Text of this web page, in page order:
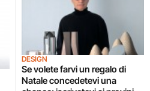
DESIGN
Se volete farvi un regalo di
Natale concedetevi una